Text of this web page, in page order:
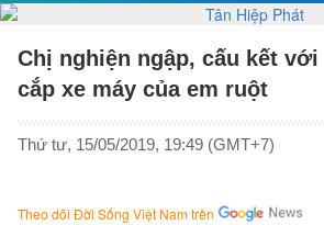
Chị nghiện ngập, cấu kết
cắp xe máy của em ruột
Thứ tư, 15/05/2019, 19:49 (GMT+7)
Theo dõi Đời Sống Việt Nam trên